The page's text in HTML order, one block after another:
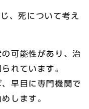
、死について考え
可能性があり、治
れています。
早目に専門機関で
します。